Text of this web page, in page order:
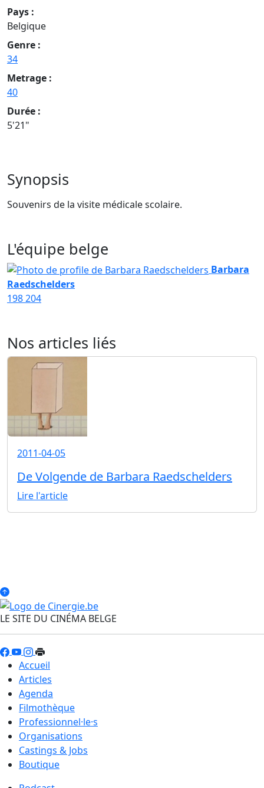
Pays :
Belgique
Genre :
34
Metrage :
40
Durée :
5'21"
Synopsis
Souvenirs de la visite médicale scolaire.
L'équipe belge
Barbara
Raedschelders
198204
Nos articles liés
2011-04-05
De Volgende de Barbara Raedschelders
Lire l'article
LE SITE DU CINÉMA BELGE
Accueil
Articles
Agenda
Filmothèque
Professionnel·le·s
Organisations
Castings & Jobs
Boutique